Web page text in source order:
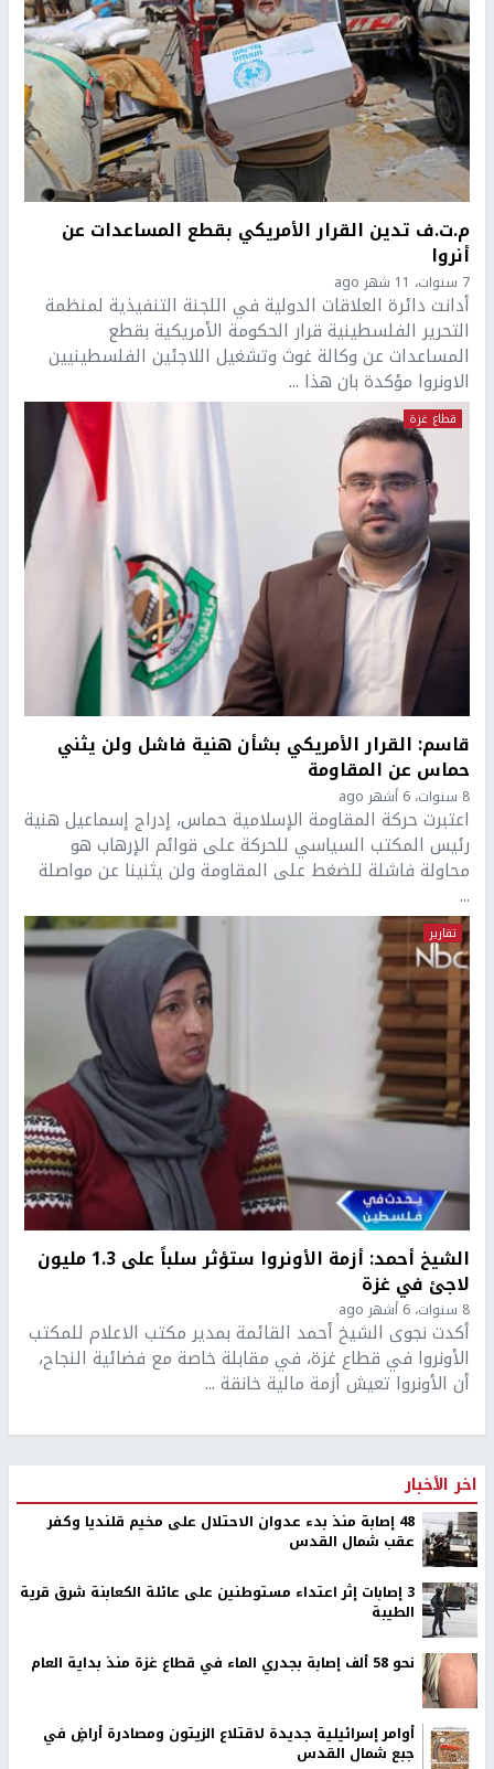
م.ت.ف تدين القرار الأمريكي بقطع المساعدات عن
أنروا
7 سنوات، 11 شهر ago
أدانت دائرة العلاقات الدولية في اللجنة التنفيذية لمنظمة
التحرير الفلسطينية قرار الحكومة الأمريكية بقطع
المساعدات عن وكالة غوث وتشغيل اللاجئين الفلسطينيين
الاونروا مؤكدة بان هذا ...
قطاع غزة
قاسم: القرار الأمريكي بشأن هنية فاشل ولن يثني
حماس عن المقاومة
8 سنوات، 6 أشهر ago
اعتبرت حركة المقاومة الإسلامية حماس، إدراج إسماعيل هنية
رئيس المكتب السياسي للحركة على قوائم الإرهاب هو
محاولة فاشلة للضغط على المقاومة ولن يثنينا عن مواصلة
...
تقارير
الشيخ أحمد: أزمة الأونروا ستؤثر سلباً على 1.3 مليون
لاجئ في غزة
8 سنوات، 6 أشهر ago
أكدت نجوى الشيخ أحمد القائمة بمدير مكتب الاعلام للمكتب
الأونروا في قطاع غزة، في مقابلة خاصة مع فضائية النجاح،
أن الأونروا تعيش أزمة مالية خانقة ...
اخر الأخبار
48 إصابة منذ بدء عدوان الاحتلال على مخيم قلنديا وكفر
عقب شمال القدس
‏3 إصابات إثر اعتداء مستوطنين على عائلة الكعابنة شرق قرية
الطيبة
نحو 58 ألف إصابة بجدري الماء في قطاع غزة منذ بداية العام
أوامر إسرائيلية جديدة لاقتلاع الزيتون ومصادرة أراضٍ في
جبع شمال القدس